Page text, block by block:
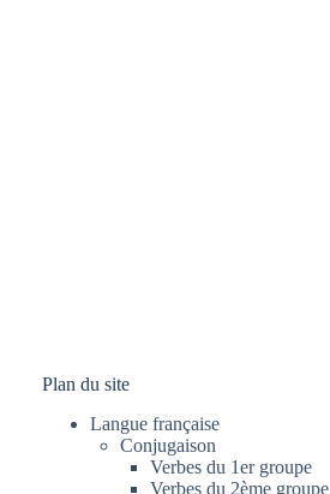
Plan du site
Langue française
Conjugaison
Verbes du 1er groupe
Verbes du 2ème groupe